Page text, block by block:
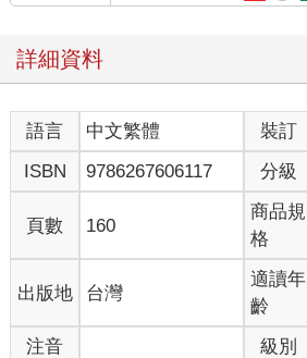
走上街去，只為用破碎的目光
醒來吧，記下戀人之死。
從此以後，她的記憶比你的
更多，在哭喊中，在狂喜中
你永遠都不得分享。
我們溫順調整自己，
滑溜且寬敞的口袋。
因為我們還是能愛這個世界──發現
詳細資料
語言 中文繁體 裝訂
ISBN
9786267606117 分級
頁數 160
商品規
格
出版地 台灣
適讀年
齡
注音 級別